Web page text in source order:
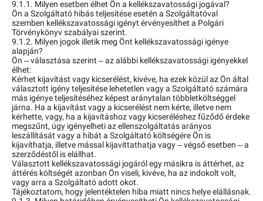
9.1.1. Milyen esetben élhet Ön a kellékszavatossági jogával?
Ön a Szolgáltató hibás teljesítése esetén a Szolgáltatóval
szemben kellékszavatossági igényt érvényesíthet a Polgári
Törvénykönyv szabályai szerint.
9.1.2. Milyen jogok illetik meg Önt kellékszavatossági igénye
alapján?
Ön – választása szerint – az alábbi kellékszavatossági igényekkel
élhet:
Kérhet kijavítást vagy kicserélést, kivéve, ha ezek közül az Ön által
választott igény teljesítése lehetetlen vagy a Szolgáltató számára
más igénye teljesítéséhez képest aránytalan többletköltséggel
járna. Ha a kijavítást vagy a kicserélést nem kérte, illetve nem
kérhette, vagy, ha a kijavításhoz vagy kicseréléshez fűződő érdeke
megszűnt, úgy igényelheti az ellenszolgáltatás arányos
leszállítását vagy a hibát a Szolgáltató költségére Ön is
kijavíthatja, illetve mással kijavíttathatja vagy – végső esetben – a
szerződéstől is elállhat.
Választott kellékszavatossági jogáról egy másikra is áttérhet, az
áttérés költségét azonban Ön viseli, kivéve, ha az indokolt volt,
vagy arra a Szolgáltató adott okot.
Tájékoztatom, hogy jelentéktelen hiba miatt nincs helye elállásnak.